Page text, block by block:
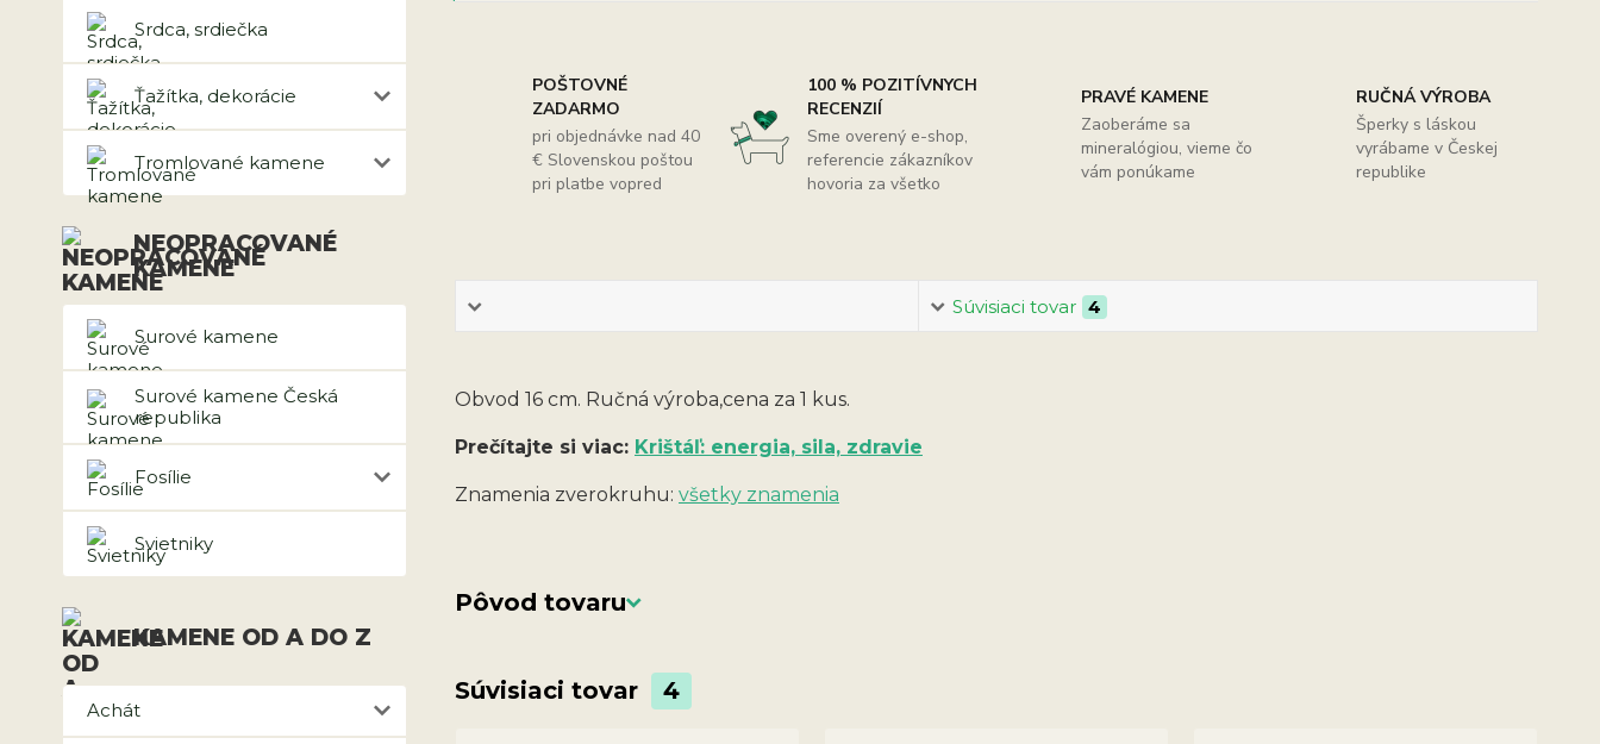
Srdca, srdiečka
Ťažítka, dekorácie
Tromlované kamene
NEOPRACOVANÉ
KAMENE
Surové kamene
Surové kamene Česká
republika
Fosílie
Svietniky
KAMENE OD A DO Z
Achát
POŠTOVNÉ
ZADARMO
pri objednávke nad 40
€ Slovenskou poštou
pri platbe vopred
100 % POZITÍVNYCH
RECENZIÍ
Sme overený e-shop,
referencie zákazníkov
hovoria za všetko
PRAVÉ KAMENE
Zaoberáme sa
mineralógiou, vieme čo
vám ponúkame
RUČNÁ VÝROBA
Šperky s láskou
vyrábame v Českej
republike
Súvisiaci tovar 4
Obvod 16 cm. Ručná výroba,cena za 1 kus.
Prečítajte si viac: Krištáľ: energia, sila, zdravie
Znamenia zverokruhu: všetky znamenia
Pôvod tovaru
Súvisiaci tovar 4